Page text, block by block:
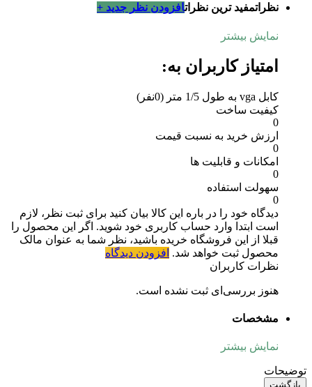
نظراتمفید ترین نظراتافزودن نظر جدید +
نمایش بیشتر
امتیاز کاربران به:
کابل vga به طول 1/5 متر
(0نفر)
کیفیت ساخت
0
ارزش خرید به نسبت قیمت
0
امکانات و قابلیت ها
0
سهولت استفاده
0
دیدگاه خود را در باره این کالا بیان کنید برای ثبت نظر، لازم
است ابتدا وارد حساب کاربری خود شوید. اگر این محصول را
قبلا از این فروشگاه خریده باشید، نظر شما به عنوان مالک
محصول ثبت خواهد شد. افزودن دیدگاه
نظرات کاربران
هنوز بررسی‌ای ثبت نشده است.
مشخصات
نمایش بیشتر
توضیحات
بازگشت